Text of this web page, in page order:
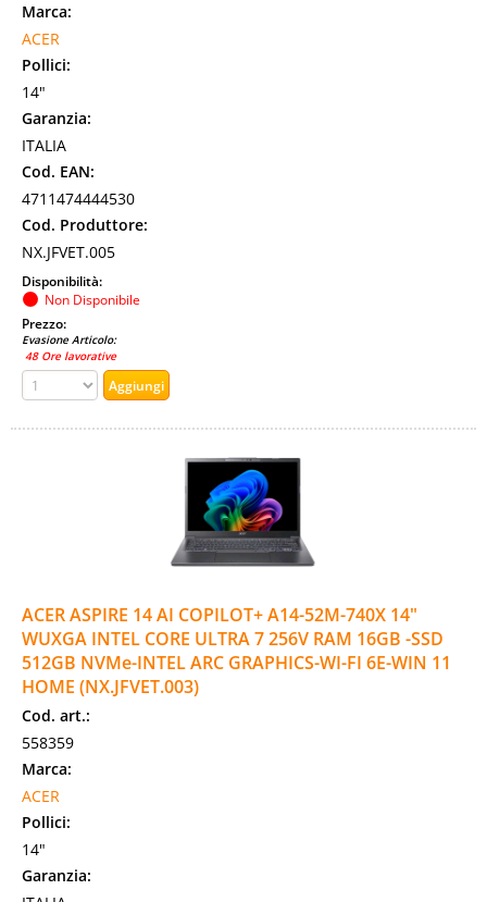
Marca:
ACER
Pollici:
14"
Garanzia:
ITALIA
Cod. EAN:
4711474444530
Cod. Produttore:
NX.JFVET.005
Disponibilità:
Non Disponibile
Prezzo:
Evasione Articolo:
48 Ore lavorative
ACER ASPIRE 14 AI COPILOT+ A14-52M-740X 14"
WUXGA INTEL CORE ULTRA 7 256V RAM 16GB -SSD
512GB NVMe-INTEL ARC GRAPHICS-WI-FI 6E-WIN 11
HOME (NX.JFVET.003)
Cod. art.:
558359
Marca:
ACER
Pollici:
14"
Garanzia: